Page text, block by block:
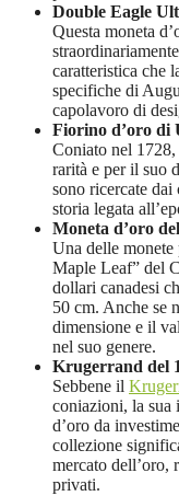
Double Eagle
Questa moneta
caratteristica che
specifiche di
capolavoro di
Fiorino d’oro di
Coniato nel 1728,
rarità e per il suo
sono ricercate
storia legata
Moneta d’oro
Una delle
Maple Leaf” del
dollari canadesi
50 cm. Anche se
dimensione e il
nel suo genere.
Krugerrand del
Sebbene il
coniazioni, la sua
d’oro da
collezione
mercato dell’oro,
privati.